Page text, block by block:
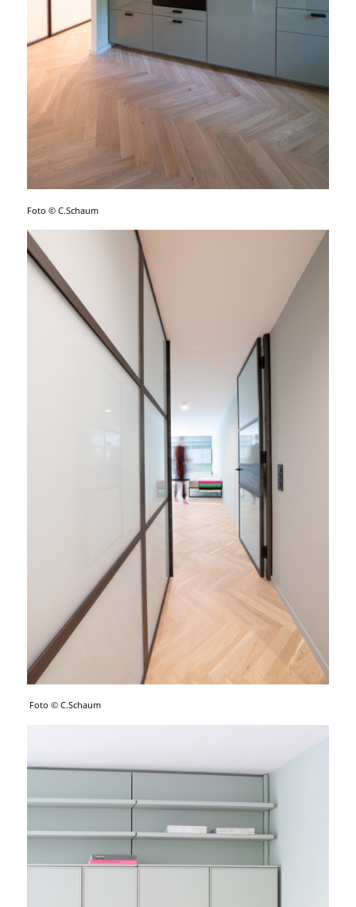
Foto © C.Schaum
Foto © C.Schaum